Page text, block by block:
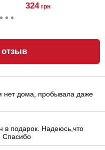
324 грн
Анальный
314 грн
нет дома, пробывала даже
в подарок. Надеюсь,что
Спасибо